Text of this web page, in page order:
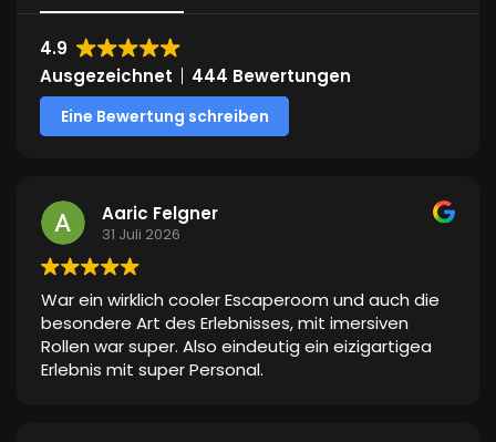
4.9
Ausgezeichnet
444 Bewertungen
Eine Bewertung schreiben
Aaric Felgner
31 Juli 2026
War ein wirklich cooler Escaperoom und auch die
besondere Art des Erlebnisses, mit imersiven
Rollen war super. Also eindeutig ein eizigartigea
Erlebnis mit super Personal.